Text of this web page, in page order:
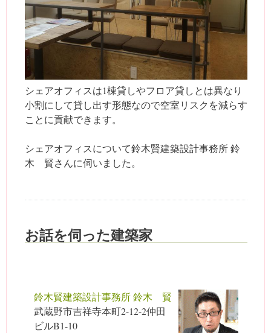
シェアオフィスは1棟貸しやフロア貸しとは異なり
小割にして貸し出す形態なので空室リスクを減らす
ことに貢献できます。
シェアオフィスについて鈴木賢建築設計事務所 鈴
木 賢さんに伺いました。
お話を伺った建築家
鈴木賢建築設計事務所 鈴木 賢
武蔵野市吉祥寺本町2-12-2仲田
ビルB1-10